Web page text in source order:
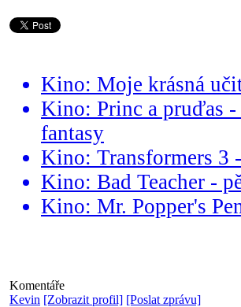
Kino: Moje krásná
Kino: Princ a pruďas -
fantasy
Kino: Transformers 3
Kino: Bad Teacher -
Kino: Mr. Popper's
Komentáře
Kevin [Zobrazit profil] [Poslat zprávu]